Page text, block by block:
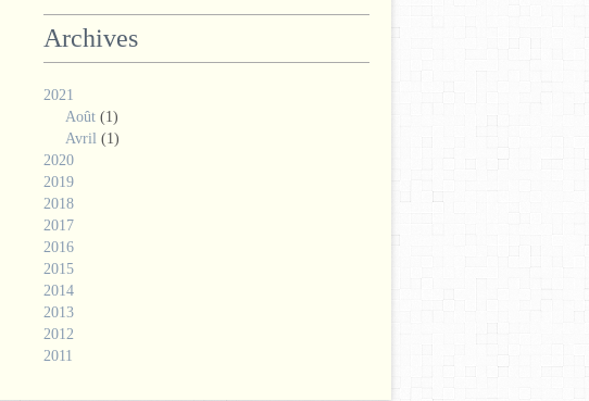
Archives
2021
Août (1)
Avril (1)
2020
2019
2018
2017
2016
2015
2014
2013
2012
2011